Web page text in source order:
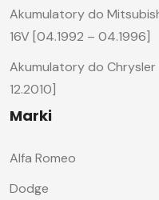
Akumulatory do
16V [04.1992 – 04.1996]
Akumulatory do Chrysler
12.2010]
Marki
Alfa Romeo
Dodge